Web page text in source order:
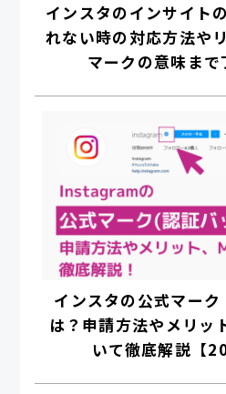
インスタのインサイト
れない時の対応方法や
マークの意味まで
インスタの公式マー
は？申請方法やメリ
いて徹底解説【